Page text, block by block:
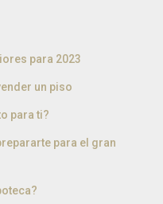
para 2023
un piso
para ti?
para el gran